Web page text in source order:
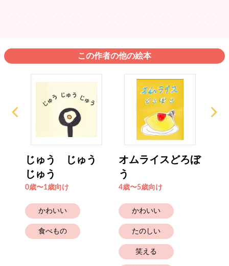
この作者の他の絵本
じゅう じゅう
じゅう
0歳〜1歳向け
かわいい
食べもの
オムライスどろぼ
う
4歳〜5歳向け
かわいい
たのしい
笑える